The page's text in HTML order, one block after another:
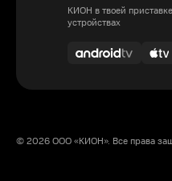
КИОН в твоей
устройствах
© 2026 ООО «КИОН». Все права